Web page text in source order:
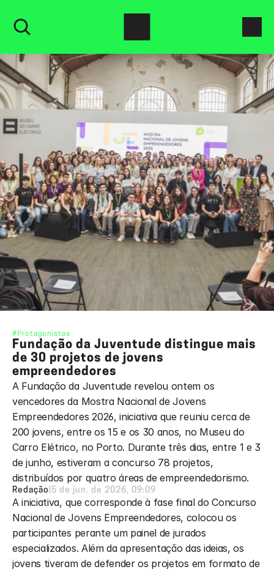
#Protagonistas
Fundação da Juventude distingue mais
de 30 projetos de jovens
empreendedores
A Fundação da Juventude revelou ontem os
vencedores da Mostra Nacional de Jovens
Empreendedores 2026, iniciativa que reuniu cerca de
200 jovens, entre os 15 e os 30 anos, no Museu do
Carro Elétrico, no Porto. Durante três dias, entre 1 e 3
de junho, estiveram a concurso 78 projetos,
distribuídos por quatro áreas de empreendedorismo.
Redação 5 de jun. de 2026, 09:09
A iniciativa, que corresponde à fase final do Concurso
Nacional de Jovens Empreendedores, colocou os
participantes perante um painel de jurados
especializados. Além da apresentação das ideias, os
jovens tiveram de defender os projetos em formato de